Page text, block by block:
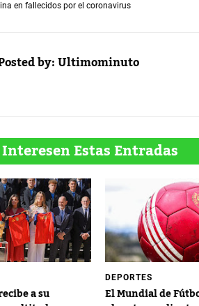
en fallecidos por el coronavirus
by:Ultimominuto
Interesen Estas Entradas
a su
DEPORTES
El Mundial de